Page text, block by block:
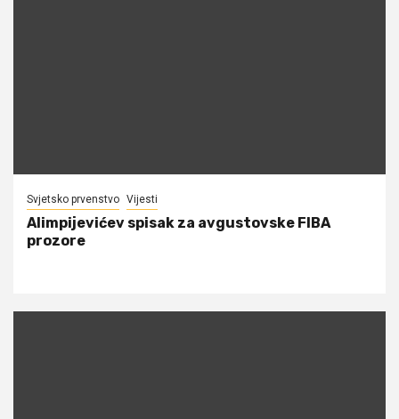
Svjetsko prvenstvo Vijesti
Alimpijevićev spisak za avgustovske FIBA
prozore